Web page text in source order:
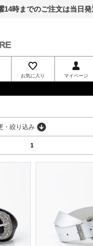
14時までのご注文は当日発
お気に入り マイページ
・絞り込み
1